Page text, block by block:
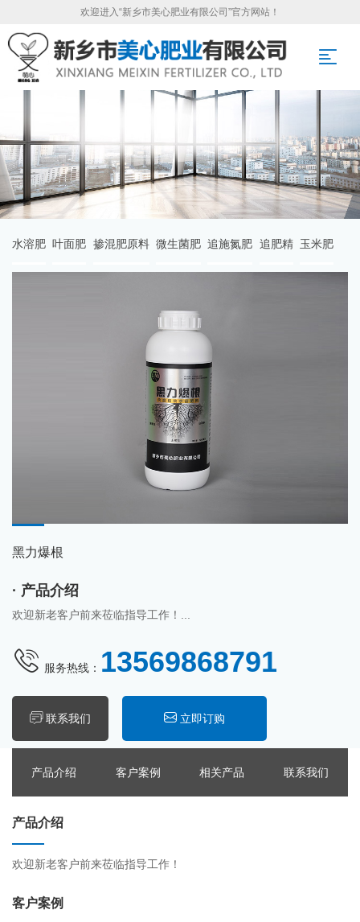
欢迎进入“新乡市美心肥业有限公司”官方网站！
水溶肥 叶面肥 掺混肥原料 微生菌肥 追施氮肥 追肥精 玉米肥
黑力爆根
· 产品介绍
欢迎新老客户前来莅临指导工作！...
服务热线： 13569868791
联系我们 立即订购
产品介绍 客户案例 相关产品 联系我们
产品介绍
欢迎新老客户前来莅临指导工作！
客户案例